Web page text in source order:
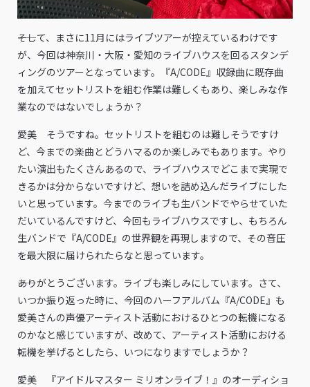
――そして、まさに11月にはライブツアーが控えているわけです
が、今回は神奈川・大阪・愛知のライブハウスを回るスタンデ
ィングのツアーとなっています。『A/CODE』収録曲に既存曲
を加えてセットリストを組む作業は難しくもあり、楽しみな作
業なのではないでしょうか？
愛美 そうですね。セットリストを組むのは難しそうですけ
ど、今までの楽曲とどうハマるのか楽しみでもあります。やり
たい演出もたくさんあるので、ライブハウスでどこまで実現で
きるかは分からないですけど、想いを詰め込んだライブにした
いと思っています。今までのライブも生バンドでやらせていた
だいているんですけど、今回もライブハウスですし、もちろん
生バンドで『A/CODE』の世界観を再現しますので、その音圧
を最大限に届けられたらなと思っています。
――ありがとうございます。ライブも楽しみにしています。さて、
いつか振り返った時に、今回のハーフアルバム『A/CODE』も
愛美さんの声優アーティスト活動におけるひとつの転機になる
のかなと感じていますが、改めて、アーティスト活動における
転機を挙げるとしたら、いつになりますでしょうか？
愛美 『アイドルマスター ミリオンライブ！』のオーディショ